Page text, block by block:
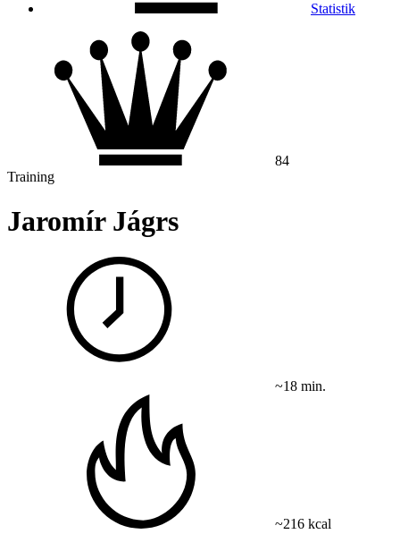
Statistik
84
Training
Jaromír Jágrs
~18 min.
~216 kcal